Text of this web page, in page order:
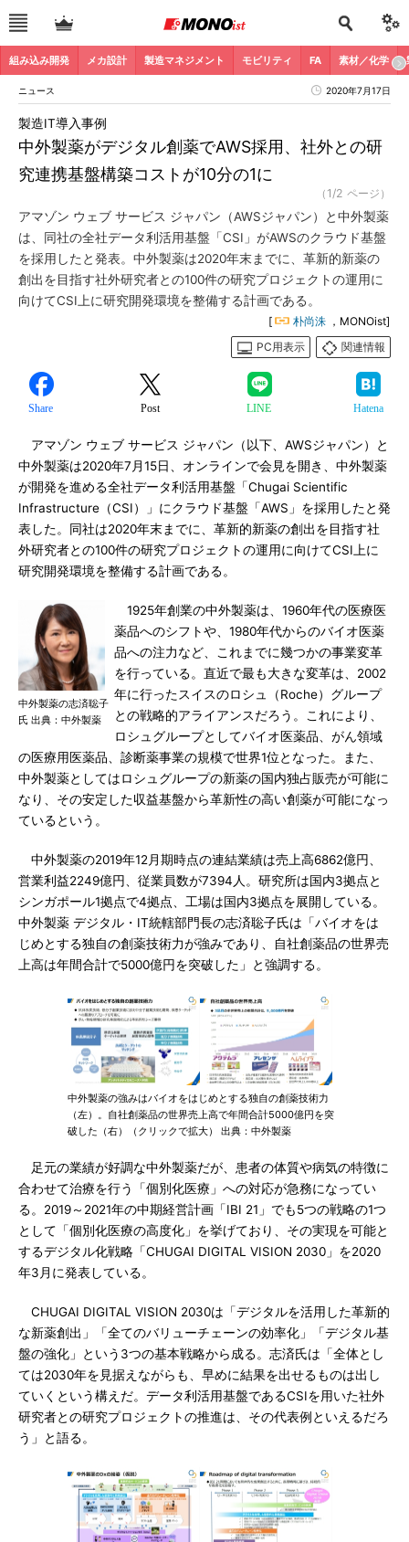
組み込み開発 メカ設計 製造マネジメント モビリティ FA 素材／化学
ニュース 2020年7月17日
中外製薬がデジタル創薬でAWS採用、社外との研
究連携基盤構築コストが10分の1に
製造IT導入事例
（1/2 ページ）
アマゾン ウェブ サービス ジャパン（AWSジャパン）と中外製薬
は、同社の全社データ利活用基盤「CSI」がAWSのクラウド基盤
を採用したと発表。中外製薬は2020年末までに、革新的新薬の
創出を目指す社外研究者との100件の研究プロジェクトの運用に
向けてCSI上に研究開発環境を整備する計画である。
[ 朴尚洙 ，MONOist]
PC用表示
関連情報
Share Post LINE Hatena
アマゾン ウェブ サービス ジャパン（以下、AWSジャパン）と
中外製薬は2020年7月15日、オンラインで会見を開き、中外製薬
が開発を進める全社データ利活用基盤「Chugai Scientific
Infrastructure（CSI）」にクラウド基盤「AWS」を採用したと発
表した。同社は2020年末までに、革新的新薬の創出を目指す社
外研究者との100件の研究プロジェクトの運用に向けてCSI上に
研究開発環境を整備する計画である。
中外製薬の志済聡子
氏 出典：中外製薬
1925年創業の中外製薬は、1960年代の医療医
薬品へのシフトや、1980年代からのバイオ医薬
品への注力など、これまでに幾つかの事業変革
を行っている。直近で最も大きな変革は、2002
年に行ったスイスのロシュ（Roche）グループ
との戦略的アライアンスだろう。これにより、
ロシュグループとしてバイオ医薬品、がん領域
の医療用医薬品、診断薬事業の規模で世界1位となった。また、
中外製薬としてはロシュグループの新薬の国内独占販売が可能に
なり、その安定した収益基盤から革新性の高い創薬が可能になっ
ているという。
中外製薬の2019年12月期時点の連結業績は売上高6862億円、
営業利益2249億円、従業員数が7394人。研究所は国内3拠点と
シンガポール1拠点で4拠点、工場は国内3拠点を展開している。
中外製薬 デジタル・IT統轄部門長の志済聡子氏は「バイオをは
じめとする独自の創薬技術力が強みであり、自社創薬品の世界売
上高は年間合計で5000億円を突破した」と強調する。
中外製薬の強みはバイオをはじめとする独自の創薬技術力
（左）。自社創薬品の世界売上高で年間合計5000億円を突
破した（右）（クリックで拡大） 出典：中外製薬
足元の業績が好調な中外製薬だが、患者の体質や病気の特徴に
合わせて治療を行う「個別化医療」への対応が急務になってい
る。2019～2021年の中期経営計画「IBI 21」でも5つの戦略の1つ
として「個別化医療の高度化」を挙げており、その実現を可能と
するデジタル化戦略「CHUGAI DIGITAL VISION 2030」を2020
年3月に発表している。
CHUGAI DIGITAL VISION 2030は「デジタルを活用した革新的
な新薬創出」「全てのバリューチェーンの効率化」「デジタル基
盤の強化」という3つの基本戦略から成る。志済氏は「全体とし
ては2030年を見据えながらも、早めに結果を出せるものは出し
ていくという構えだ。データ利活用基盤であるCSIを用いた社外
研究者との研究プロジェクトの推進は、その代表例といえるだろ
う」と語る。